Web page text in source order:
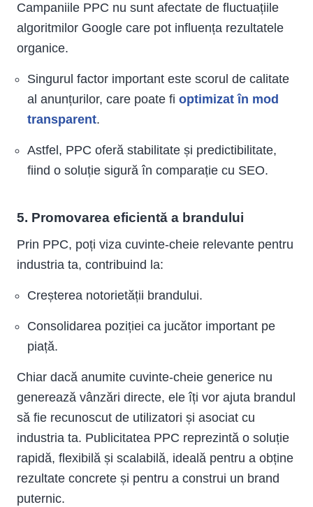
Campaniile PPC nu sunt afectate de fluctuațiile
algoritmilor Google care pot influența rezultatele
organice.
Singurul factor important este scorul de calitate
al anunțurilor, care poate fi optimizat în mod
transparent.
Astfel, PPC oferă stabilitate și predictibilitate,
fiind o soluție sigură în comparație cu SEO.
5. Promovarea eficientă a brandului
Prin PPC, poți viza cuvinte-cheie relevante pentru
industria ta, contribuind la:
Creșterea notorietății brandului.
Consolidarea poziției ca jucător important pe
piață.
Chiar dacă anumite cuvinte-cheie generice nu
generează vânzări directe, ele îți vor ajuta brandul
să fie recunoscut de utilizatori și asociat cu
industria ta. Publicitatea PPC reprezintă o soluție
rapidă, flexibilă și scalabilă, ideală pentru a obține
rezultate concrete și pentru a construi un brand
puternic.